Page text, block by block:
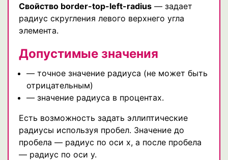
Свойство border-top-left-radius — задает
радиус скругления левого верхнего угла
элемента.
Допустимые значения
— точное значение радиуса (не может быть
отрицательным)
— значение радиуса в процентах.
Есть возможность задать эллиптические
радиусы используя пробел. Значение до
пробела — радиус по оси х, а после пробела
— радиус по оси у.